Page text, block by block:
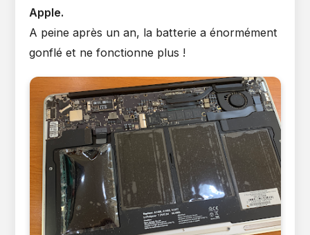
Apple.
A peine après un an, la batterie a énormément
gonflé et ne fonctionne plus !